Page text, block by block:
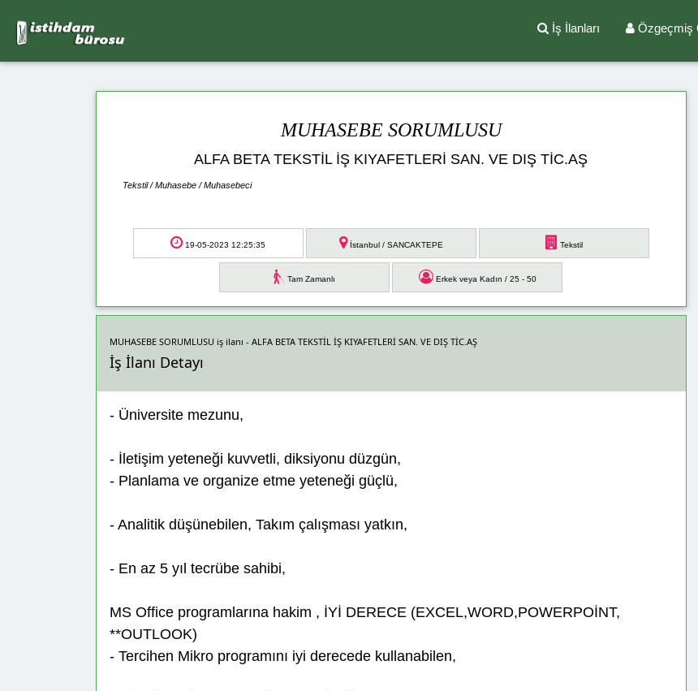
İş İlanları Özgeçmiş
MUHASEBE SORUMLUSU
ALFA BETA TEKSTİL İŞ KIYAFETLERİ SAN. VE DIŞ TİC.AŞ
Tekstil / Muhasebe / Muhasebeci
19-05-2023 12:25:35 İstanbul / SANCAKTEPE Tekstil
Tam Zamanlı Erkek veya Kadın / 25 - 50
MUHASEBE SORUMLUSU iş ilanı - ALFA BETA TEKSTİL İŞ KIYAFETLERİ SAN. VE DIŞ TİC.AŞ
İş İlanı Detayı
- Üniversite mezunu,
- İletişim yeteneği kuvvetli, diksiyonu düzgün,
- Planlama ve organize etme yeteneği güçlü,
- Analitik düşünebilen, Takım çalışması yatkın,
- En az 5 yıl tecrübe sahibi,
MS Office programlarına hakim , İYİ DERECE (EXCEL,WORD,POWERPOİNT,
**OUTLOOK)
- Tercihen Mikro programını iyi derecede kullanabilen,